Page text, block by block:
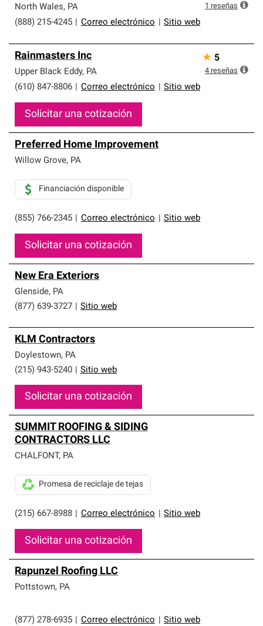
North Wales, PA
(888) 215-4245
Correo electrónico Sitio web
1 reseñas
Rainmasters Inc
Upper Black Eddy, PA
(610) 847-8806
Correo electrónico Sitio web
Solicitar una cotización
★ 5
4 reseñas
Preferred Home Improvement
Willow Grove, PA
(855) 766-2345 Correo electrónico Sitio web
Financiación disponible
Solicitar una cotización
New Era Exteriors
Glenside, PA
(877) 639-3727
Sitio web
KLM Contractors
Doylestown, PA
(215) 943-5240
Sitio web
Solicitar una cotización
SUMMIT ROOFING & SIDING
CONTRACTORS LLC
CHALFONT, PA
(215) 667-8988 Correo electrónico Sitio web
Promesa de reciclaje de tejas
Solicitar una cotización
Rapunzel Roofing LLC
Pottstown, PA
(877) 278-6935 Correo electrónico Sitio web